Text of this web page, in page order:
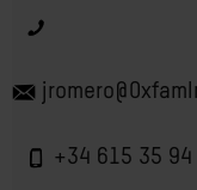
+34 615 35 94